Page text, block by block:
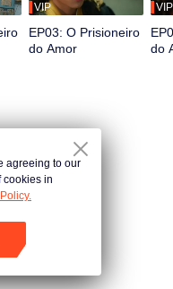
VIP
EP03: O Prisioneiro
do Amor
VIP
do
Em Apuros
Amor
agreeing to our
cookies in